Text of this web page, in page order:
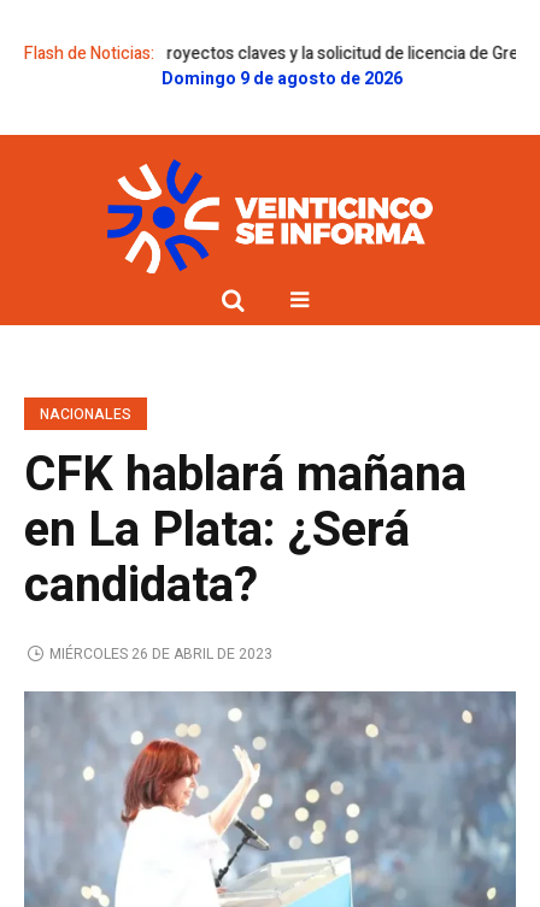
Flash de Noticias:
sobre proyectos claves y la solicitud de licencia de Gregorini
Dolor
Domingo 9 de agosto de 2026
NACIONALES
CFK hablará mañana
en La Plata: ¿Será
candidata?
MIÉRCOLES 26 DE ABRIL DE 2023